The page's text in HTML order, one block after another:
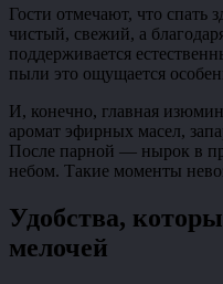
Гости отмечают, что спать
чистый, свежий, а
поддерживается
пыли это ощущается
И, конечно, главная
аромат эфирных масел,
После парной — нырок в
небом. Такие моменты
Удобства,
мелочей